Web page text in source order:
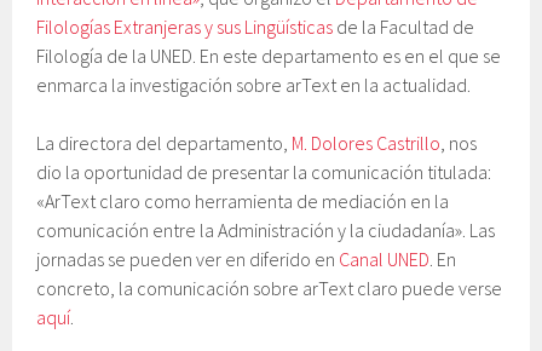
Filologías Extranjeras y sus Lingüísticas de la Facultad de
Filología de la UNED. En este departamento es en el que se
enmarca la investigación sobre arText en la actualidad.
La directora del departamento, M. Dolores Castrillo, nos
dio la oportunidad de presentar la comunicación titulada:
«ArText claro como herramienta de mediación en la
comunicación entre la Administración y la ciudadanía». Las
jornadas se pueden ver en diferido en Canal UNED. En
concreto, la comunicación sobre arText claro puede verse
aquí.